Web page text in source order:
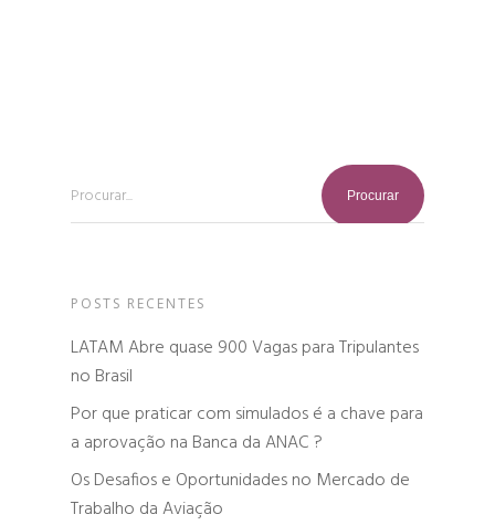
Procurar...
POSTS RECENTES
LATAM Abre quase 900 Vagas para Tripulantes
no Brasil
Por que praticar com simulados é a chave para
a aprovação na Banca da ANAC ?
Os Desafios e Oportunidades no Mercado de
Trabalho da Aviação